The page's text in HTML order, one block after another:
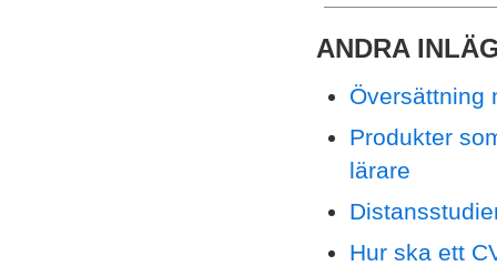
ANDRA
Översättning
Produkter
lärare
Hur ska ett